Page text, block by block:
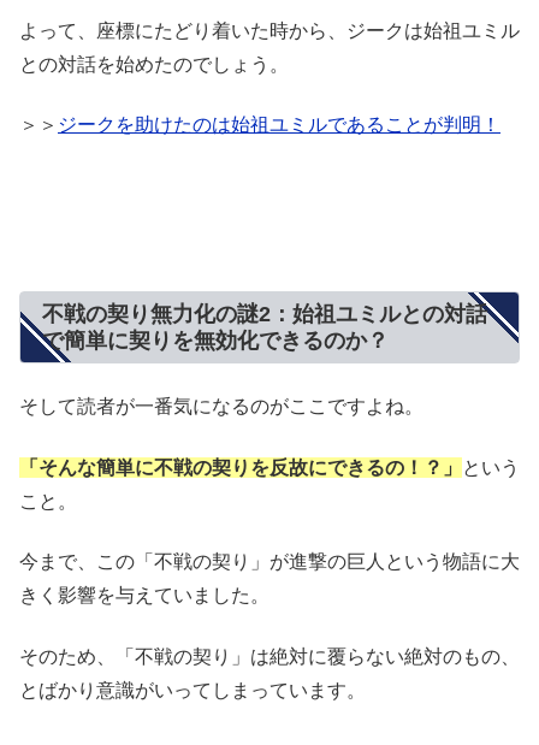
よって、座標にたどり着いた時から、ジークは始祖ユミル
との対話を始めたのでしょう。
＞＞ ジークを助けたのは始祖ユミルであることが判明！
不戦の契り無力化の謎2：始祖ユミルとの対話
で簡単に契りを無効化できるのか？
そして読者が一番気になるのがここですよね。
「そんな簡単に不戦の契りを反故にできるの！？」
という
こと。
今まで、この「不戦の契り」が進撃の巨人という物語に大
きく影響を与えていました。
そのため、「不戦の契り」は絶対に覆らない絶対のもの、
とばかり意識がいってしまっています。